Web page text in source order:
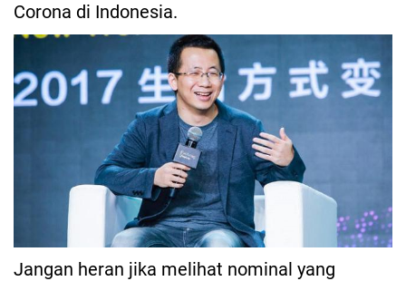
Corona di Indonesia.
Jangan heran jika melihat nominal yang